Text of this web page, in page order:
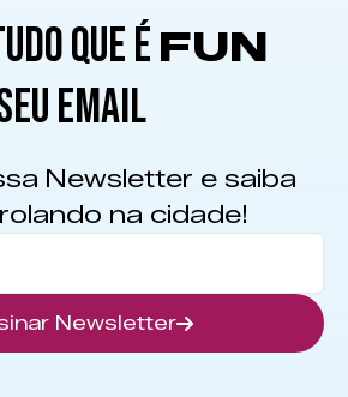
QUE É FUN
EMAIL
Newsletter e saiba
na cidade!
Newsletter